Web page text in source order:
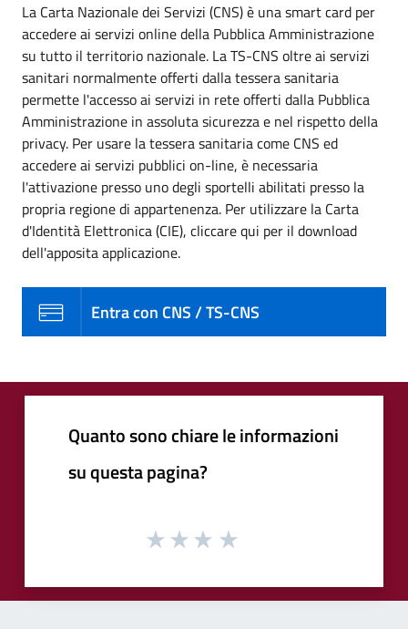
La Carta Nazionale dei Servizi (CNS) è una smart card per
accedere ai servizi online della Pubblica Amministrazione
su tutto il territorio nazionale. La TS-CNS oltre ai servizi
sanitari normalmente offerti dalla tessera sanitaria
permette l'accesso ai servizi in rete offerti dalla Pubblica
Amministrazione in assoluta sicurezza e nel rispetto della
privacy. Per usare la tessera sanitaria come CNS ed
accedere ai servizi pubblici on-line, è necessaria
l'attivazione presso uno degli sportelli abilitati presso la
propria regione di appartenenza. Per utilizzare la Carta
d'Identità Elettronica (CIE), cliccare qui per il download
dell'apposita applicazione.
Entra con CNS / TS-CNS
Quanto sono chiare le informazioni
su questa pagina?